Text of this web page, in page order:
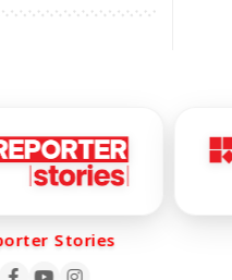
Stories